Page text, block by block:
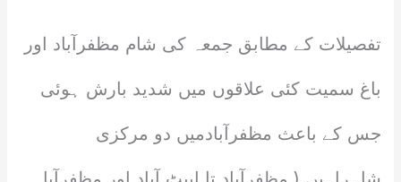
تفصیلات کے مطابق جمعہ کی شام مظفرآباد اور
باغ سمیت کئی علاقوں میں شدید بارش ہوئی
جس کے باعث مظفرآبادمیں دو مرکزی